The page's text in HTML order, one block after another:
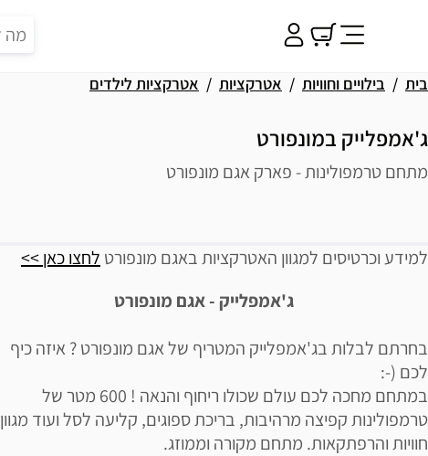
בית בילויים וחוויות אטרקציות אטרקציות לילדים
ג'אמפלייק במונפורט
מתחם טרמפולינות - פארק אגם מונפורט
תיאור הבילוי
למידע וכרטיסים למגוון האטרקציות באגם מונפורט לחצו כאן >>
ג'אמפלייק - אגם מונפורט
בחרתם לבלות בג'אמפלייק המטריף של אגם מונפורט ? איזה כיף
לכם (-:
במתחם מחכה לכם עולם שכולו ריחוף והנאה ! 600 מטר של
טרמפולינות קפיצה מרהיבות, בריכת ספוגים, קליעה לסל ועוד מגוון
חוויות והרפתקאות. מתחם מקורה וממוזג.